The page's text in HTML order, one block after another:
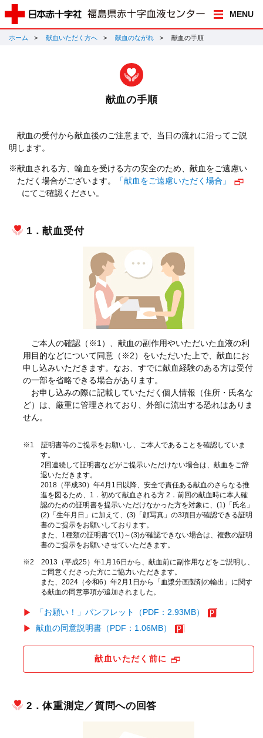
MENU
ホーム 献血いただく方へ 献血のながれ 献血の手順
献血の手順
献血の受付から献血後のご注意まで、当日の流れに沿ってご説
明します。
※献血される方、輸血を受ける方の安全のため、献血をご遠慮い
ただく場合がございます。
「献血をご遠慮いただく場合」
にてご確認ください。
1．献血受付
ご本人の確認（※1）、献血の副作用やいただいた血液の利
用目的などについて同意（※2）をいただいた上で、献血にお
申し込みいただきます。なお、すでに献血経験のある方は受付
の一部を省略できる場合があります。
お申し込みの際に記載していただく個人情報（住所・氏名な
ど）は、厳重に管理されており、外部に流出する恐れはありま
せん。
※1 証明書等のご提示をお願いし、ご本人であることを確認していま
す。
2回連続して証明書などがご提示いただけない場合は、献血をご辞
退いただきます。
2018（平成30）年4月1日以降、安全で責任ある献血のさらなる推
進を図るため、1．初めて献血される方 2．前回の献血時に本人確
認のための証明書を提示いただけなかった方を対象に、(1)「氏名」
(2)「生年月日」に加えて、(3)「顔写真」の3項目が確認できる証明
書のご提示をお願いしております。
また、1種類の証明書で(1)～(3)が確認できない場合は、複数の証明
書のご提示をお願いさせていただきます。
※2 2013（平成25）年1月16日から、献血前に副作用などをご説明し、
ご同意くださった方にご協力いただきます。
また、2024（令和6）年2月1日から「血漿分画製剤の輸出」に関す
る献血の同意事項が追加されました。
「お願い！」パンフレット（PDF：2.93MB）
献血の同意説明書（PDF：1.06MB）
献血いただく前に
2．体重測定／質問への回答